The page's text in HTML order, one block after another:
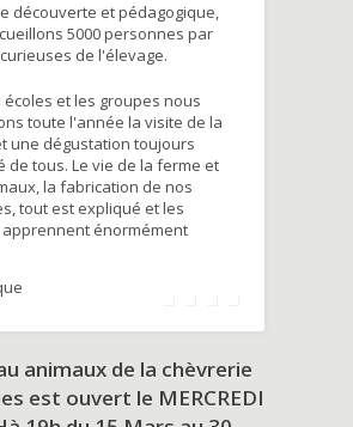
découverte et pédagogique,
5000 personnes par
de l'élevage.
écoles et les groupes nous
toute l'année la visite de la
une dégustation toujours
de tous. Le vie de la ferme et
la fabrication de nos
tout est expliqué et les
énormément
animaux de la chèvrerie
est ouvert le MERCREDI